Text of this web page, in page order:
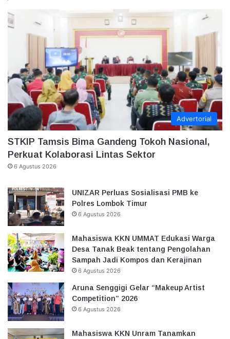
Advertorial
STKIP Tamsis Bima Gandeng Tokoh Nasional,
Perkuat Kolaborasi Lintas Sektor
6 Agustus 2026
UNIZAR Perluas Sosialisasi PMB ke
Polres Lombok Timur
6 Agustus 2026
Mahasiswa KKN UMMAT Edukasi Warga
Desa Tanak Beak tentang Pengolahan
Sampah Jadi Kompos dan Kerajinan
6 Agustus 2026
Aruna Senggigi Gelar “Makeup Artist
Competition” 2026
6 Agustus 2026
Mahasiswa KKN Unram Tanamkan